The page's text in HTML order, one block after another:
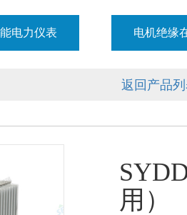
电力仪表 电机绝缘
返回产品
用）